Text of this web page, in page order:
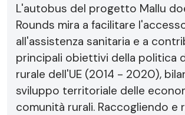
L'autobus del progetto Mallu
Rounds mira a facilitare
all'assistenza sanitaria e a
principali obiettivi della politica
rurale dell'UE (2014 - 2020),
sviluppo territoriale delle
comunità rurali. Raccogliendo e